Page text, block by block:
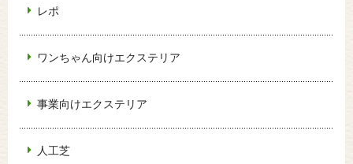
レポ
ワンちゃん向けエクステリア
事業向けエクステリア
人工芝